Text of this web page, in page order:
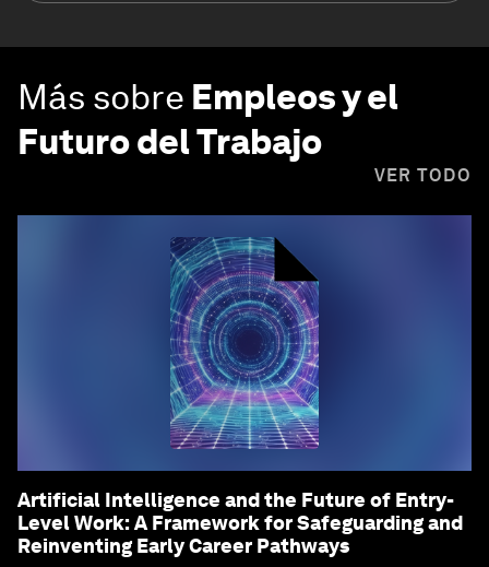
Más sobre Empleos y el
Futuro del Trabajo
VER TODO
Artificial Intelligence and the Future of Entry-
Level Work: A Framework for Safeguarding and
Reinventing Early Career Pathways